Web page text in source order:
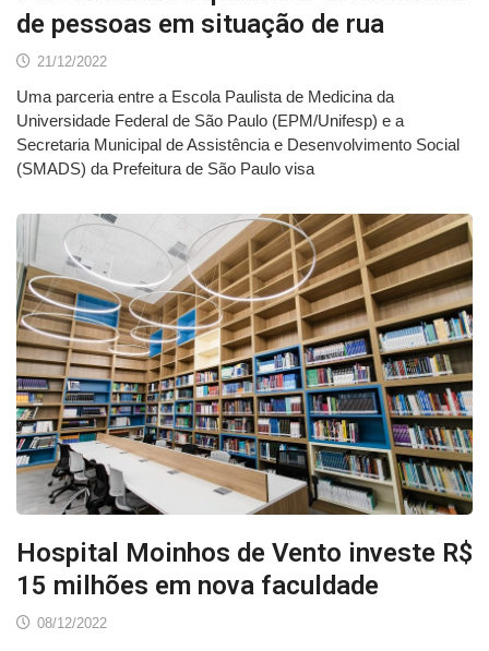
de pessoas em situação de rua
21/12/2022
Uma parceria entre a Escola Paulista de Medicina da
Universidade Federal de São Paulo (EPM/Unifesp) e a
Secretaria Municipal de Assistência e Desenvolvimento Social
(SMADS) da Prefeitura de São Paulo visa
Hospital Moinhos de Vento investe R$
15 milhões em nova faculdade
08/12/2022